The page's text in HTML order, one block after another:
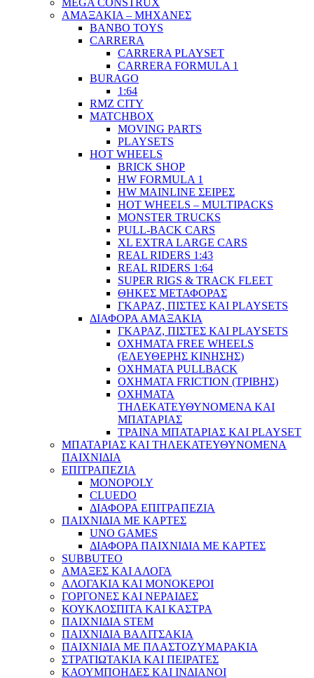
MEGA CONSTRUX
ΑΜΑΞΑΚΙΑ – ΜΗΧΑΝΕΣ
BANBO TOYS
CARRERA
CARRERA PLAYSET
CARRERA FORMULA 1
BURAGO
1:64
RMZ CITY
MATCHBOX
MOVING PARTS
PLAYSETS
HOT WHEELS
BRICK SHOP
HW FORMULA 1
HW MAINLINE ΣΕΙΡΕΣ
HOT WHEELS – MULTIPACKS
MONSTER TRUCKS
PULL-BACK CARS
XL EXTRA LARGE CARS
REAL RIDERS 1:43
REAL RIDERS 1:64
SUPER RIGS & TRACK FLEET
ΘΗΚΕΣ ΜΕΤΑΦΟΡΑΣ
ΓΚΑΡΑΖ, ΠΙΣΤΕΣ ΚΑΙ PLAYSETS
ΔΙΑΦΟΡΑ ΑΜΑΞΑΚΙΑ
ΓΚΑΡΑΖ, ΠΙΣΤΕΣ ΚΑΙ PLAYSETS
ΟΧΗΜΑΤΑ FREE WHEELS
(ΕΛΕΥΘΕΡΗΣ ΚΙΝΗΣΗΣ)
ΟΧΗΜΑΤΑ PULLBACK
ΟΧΗΜΑΤΑ FRICTION (ΤΡΙΒΗΣ)
ΟΧΗΜΑΤΑ
ΤΗΛΕΚΑΤΕΥΘΥΝΟΜΕΝΑ ΚΑΙ
ΜΠΑΤΑΡΙΑΣ
ΤΡΑΙΝΑ ΜΠΑΤΑΡΙΑΣ ΚΑΙ PLAYSET
ΜΠΑΤΑΡΙΑΣ ΚΑΙ ΤΗΛΕΚΑΤΕΥΘΥΝΟΜΕΝΑ
ΠΑΙΧΝΙΔΙΑ
ΕΠΙΤΡΑΠΕΖΙΑ
MONOPOLY
CLUEDO
ΔΙΑΦΟΡΑ ΕΠΙΤΡΑΠΕΖΙΑ
ΠΑΙΧΝΙΔΙΑ ΜΕ ΚΑΡΤΕΣ
UNO GAMES
ΔΙΑΦΟΡΑ ΠΑΙΧΝΙΔΙΑ ΜΕ ΚΑΡΤΕΣ
SUBBUTEO
ΑΜΑΞΕΣ ΚΑΙ ΑΛΟΓΑ
ΑΛΟΓΑΚΙΑ ΚΑΙ ΜΟΝΟΚΕΡΟΙ
ΓΟΡΓΟΝΕΣ ΚΑΙ ΝΕΡΑΙΔΕΣ
ΚΟΥΚΛΟΣΠΙΤΑ ΚΑΙ ΚΑΣΤΡΑ
ΠΑΙΧΝΙΔΙΑ STEM
ΠΑΙΧΝΙΔΙΑ ΒΑΛΙΤΣΑΚΙΑ
ΠΑΙΧΝΙΔΙΑ ΜΕ ΠΛΑΣΤΟΖΥΜΑΡΑΚΙΑ
ΣΤΡΑΤΙΩΤΑΚΙΑ ΚΑΙ ΠΕΙΡΑΤΕΣ
ΚΑΟΥΜΠΟΗΔΕΣ ΚΑΙ ΙΝΔΙΑΝΟΙ